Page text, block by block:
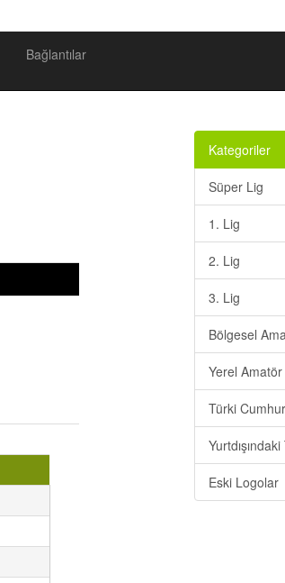
Bağlantılar
Kategoriler
Süper Lig
1. Lig
2. Lig
3. Lig
Bölgesel
Yerel
Türki
Eski Logolar